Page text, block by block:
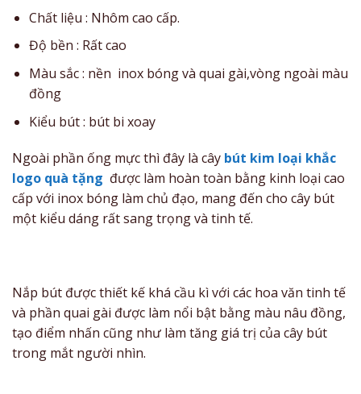
Chất liệu : Nhôm cao cấp.
Độ bền : Rất cao
Màu sắc : nền inox bóng và quai gài,vòng ngoài màu
đồng
Kiểu bút : bút bi xoay
Ngoài phần ống mực thì đây là cây bút kim loại khắc
logo quà tặng được làm hoàn toàn bằng kinh loại cao
cấp với inox bóng làm chủ đạo, mang đến cho cây bút
một kiểu dáng rất sang trọng và tinh tế.
Nắp bút được thiết kế khá cầu kì với các hoa văn tinh tế
và phần quai gài được làm nổi bật bằng màu nâu đồng,
tạo điểm nhấn cũng như làm tăng giá trị của cây bút
trong mắt người nhìn.